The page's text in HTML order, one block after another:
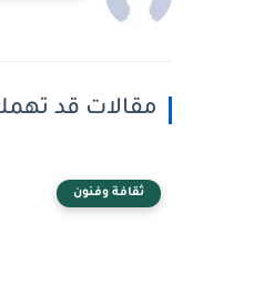
مقالات قد
ثقافة وفنون